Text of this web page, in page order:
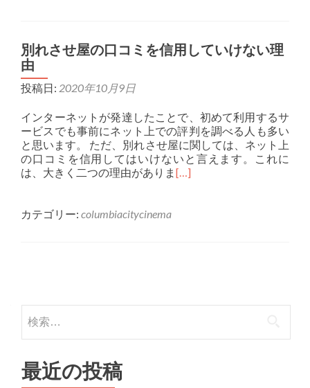
別れさせ屋の口コミを信用していけない理
由
投稿日: 2020年10月9日
インターネットが発達したことで、初めて利用するサ
ービスでも事前にネット上での評判を調べる人も多い
と思います。 ただ、別れさせ屋に関しては、ネット上
の口コミを信用してはいけないと言えます。これに
は、大きく二つの理由がありま […]
カテゴリー: columbiacitycinema
検索:
最近の投稿